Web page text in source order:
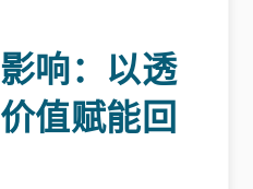
响：以透
值赋能回